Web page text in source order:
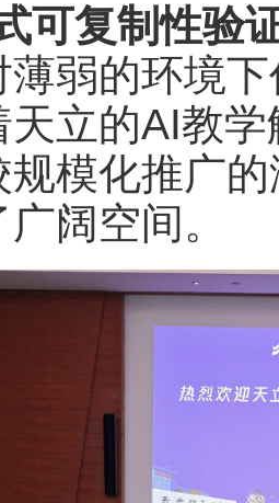
可复制性验
薄弱的环境
天立的AI教
规模化推广
阔空间。